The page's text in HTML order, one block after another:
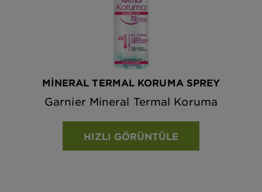
MİNERAL TERMAL KORUMA SPREY
Garnier Mineral Termal Koruma
HIZLI GÖRÜNTÜLE